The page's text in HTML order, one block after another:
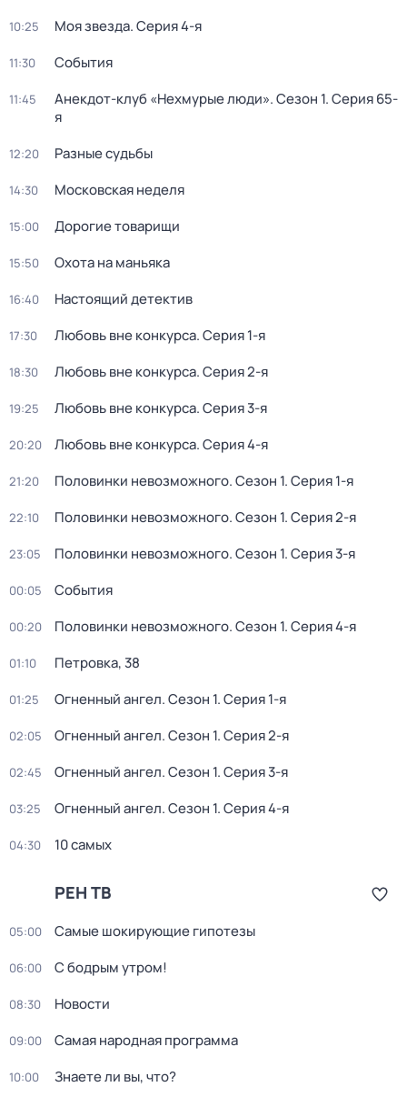
10:25 Моя звезда. Серия 4-я
11:30 События
11:45 Анекдот-клуб «Нехмурые люди». Сезон 1. Серия 65-
я
12:20 Разные судьбы
14:30 Московская неделя
15:00 Дорогие товарищи
15:50 Охота на маньяка
16:40 Настоящий детектив
17:30 Любовь вне конкурса. Серия 1-я
18:30 Любовь вне конкурса. Серия 2-я
19:25 Любовь вне конкурса. Серия 3-я
20:20 Любовь вне конкурса. Серия 4-я
21:20 Половинки невозможного. Сезон 1. Серия 1-я
22:10 Половинки невозможного. Сезон 1. Серия 2-я
23:05 Половинки невозможного. Сезон 1. Серия 3-я
00:05 События
00:20 Половинки невозможного. Сезон 1. Серия 4-я
01:10 Петровка, 38
01:25 Огненный ангел. Сезон 1. Серия 1-я
02:05 Огненный ангел. Сезон 1. Серия 2-я
02:45 Огненный ангел. Сезон 1. Серия 3-я
03:25 Огненный ангел. Сезон 1. Серия 4-я
04:30 10 самых
РЕН ТВ
05:00 Самые шoкиpующие гипотезы
06:00 С бодрым утром!
08:30 Новости
09:00 Самая народная программа
10:00 Знаете ли вы, что?